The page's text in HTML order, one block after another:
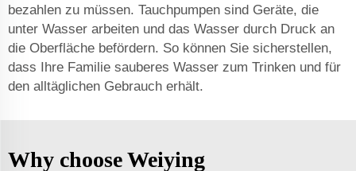
bezahlen zu müssen. Tauchpumpen sind Geräte, die
unter Wasser arbeiten und das Wasser durch Druck an
die Oberfläche befördern. So können Sie sicherstellen,
dass Ihre Familie sauberes Wasser zum Trinken und für
den alltäglichen Gebrauch erhält.
Why choose Weiying